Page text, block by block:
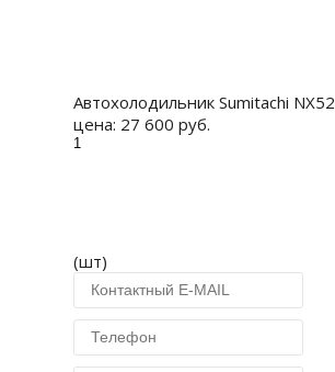
Автохолодильник Sumitachi NX52
цена: 27 600 руб.
(шт)